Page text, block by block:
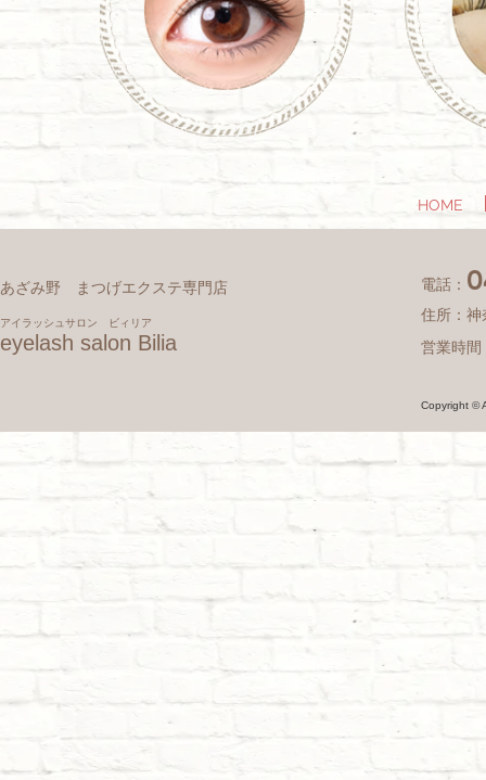
HOME
あざみ野 まつげエクステ専門店
アイラッシュサロン ビィリア
eyelash salon Bilia
電話：
住所：神
営業時
Copyright ©